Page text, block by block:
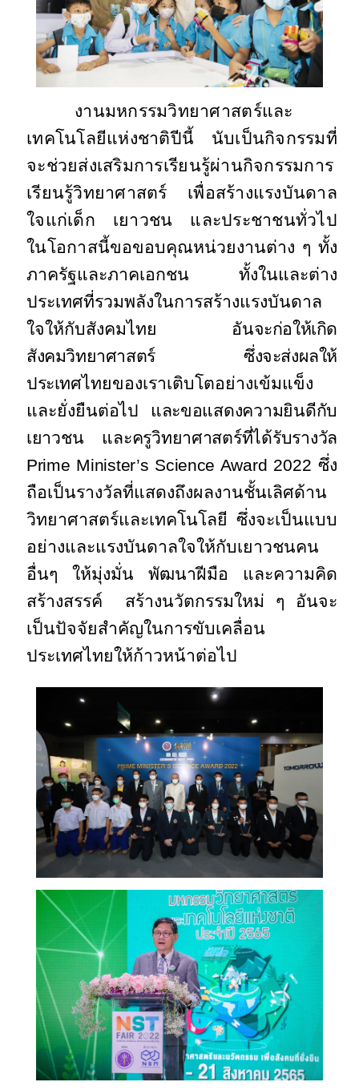
งานมหกรรมวิทยาศาสตร์และ
เทคโนโลยีแห่งชาติปีนี้ นับเป็นกิจกรรมที่
จะช่วยส่งเสริมการเรียนรู้ผ่านกิจกรรมการ
เรียนรู้วิทยาศาสตร์ เพื่อสร้างแรงบันดาล
ใจแก่เด็ก เยาวชน และประชาชนทั่วไป
ในโอกาสนี้ขอขอบคุณหน่วยงานต่าง ๆ ทั้ง
ภาครัฐและภาคเอกชน ทั้งในและต่าง
ประเทศที่รวมพลังในการสร้างแรงบันดาล
ใจให้กับสังคมไทย อันจะก่อให้เกิด
สังคมวิทยาศาสตร์ ซึ่งจะส่งผลให้
ประเทศไทยของเราเติบโตอย่างเข้มแข็ง
และยั่งยืนต่อไป และขอแสดงความยินดีกับ
เยาวชน และครูวิทยาศาสตร์ที่ได้รับรางวัล
Prime Minister’s Science Award 2022 ซึ่ง
ถือเป็นรางวัลที่แสดงถึงผลงานชั้นเลิศด้าน
วิทยาศาสตร์และเทคโนโลยี ซึ่งจะเป็นแบบ
อย่างและแรงบันดาลใจให้กับเยาวชนคน
อื่นๆ ให้มุ่งมั่น พัฒนาฝีมือ และความคิด
สร้างสรรค์ สร้างนวัตกรรมใหม่ ๆ อันจะ
เป็นปัจจัยสำคัญในการขับเคลื่อน
ประเทศไทยให้ก้าวหน้าต่อไป